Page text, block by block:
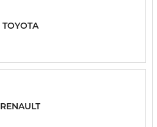
TOYOTA
RENAULT